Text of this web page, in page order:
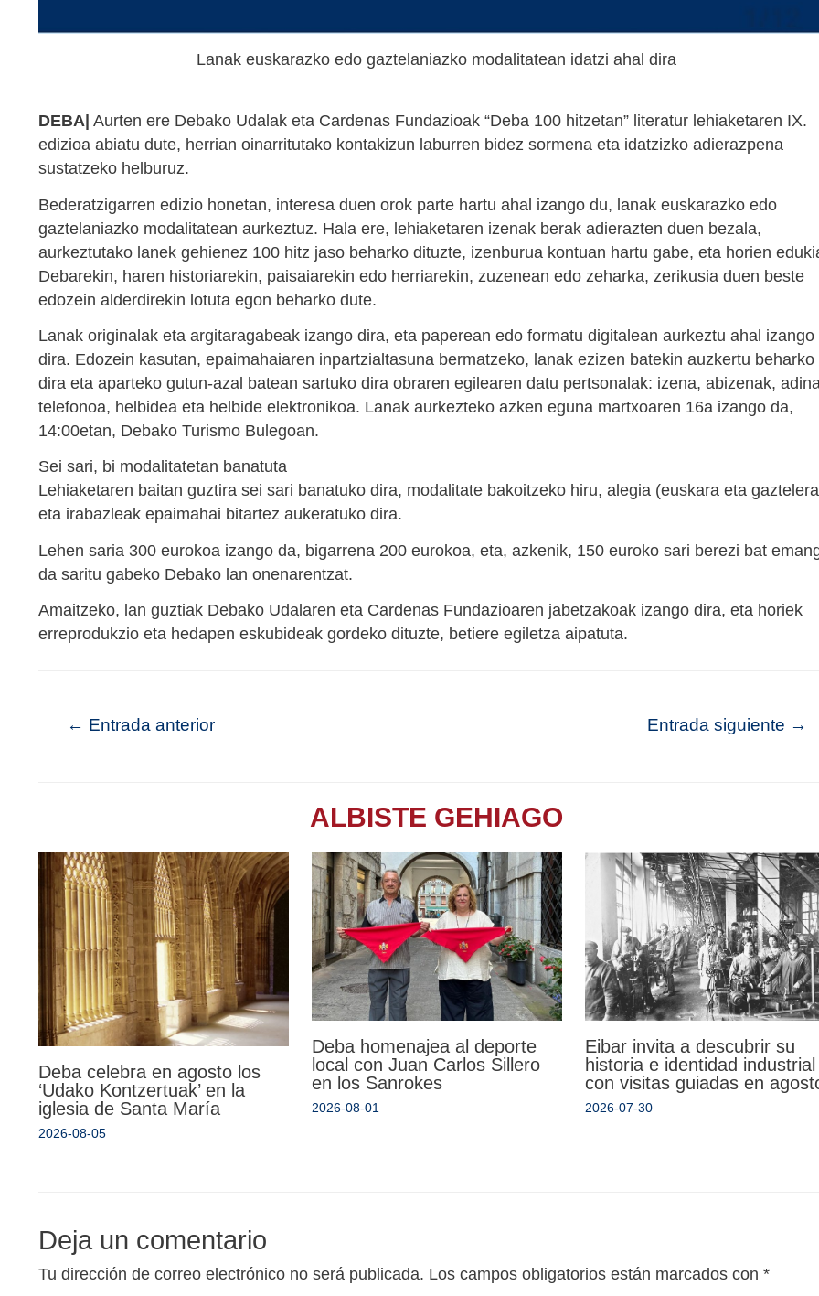
Lanak euskarazko edo gaztelaniazko modalitatean idatzi ahal dira
DEBA| Aurten ere Debako Udalak eta Cardenas Fundazioak “Deba 100 hitzetan” literatur lehiaketaren IX.
edizioa abiatu dute, herrian oinarritutako kontakizun laburren bidez sormena eta idatzizko adierazpena
sustatzeko helburuz.
Bederatzigarren edizio honetan, interesa duen orok parte hartu ahal izango du, lanak euskarazko edo
gaztelaniazko modalitatean aurkeztuz. Hala ere, lehiaketaren izenak berak adierazten duen bezala,
aurkeztutako lanek gehienez 100 hitz jaso beharko dituzte, izenburua kontuan hartu gabe, eta horien
Debarekin, haren historiarekin, paisaiarekin edo herriarekin, zuzenean edo zeharka, zerikusia duen beste
edozein alderdirekin lotuta egon beharko dute.
Lanak originalak eta argitaragabeak izango dira, eta paperean edo formatu digitalean aurkeztu ahal izango
dira. Edozein kasutan, epaimahaiaren inpartzialtasuna bermatzeko, lanak ezizen batekin auzkertu beharko
dira eta aparteko gutun-azal batean sartuko dira obraren egilearen datu pertsonalak: izena, abizenak,
telefonoa, helbidea eta helbide elektronikoa. Lanak aurkezteko azken eguna martxoaren 16a izango da,
14:00etan, Debako Turismo Bulegoan.
Sei sari, bi modalitatetan banatuta
Lehiaketaren baitan guztira sei sari banatuko dira, modalitate bakoitzeko hiru, alegia (euskara eta
eta irabazleak epaimahai bitartez aukeratuko dira.
Lehen saria 300 eurokoa izango da, bigarrena 200 eurokoa, eta, azkenik, 150 euroko sari berezi bat
da saritu gabeko Debako lan onenarentzat.
Amaitzeko, lan guztiak Debako Udalaren eta Cardenas Fundazioaren jabetzakoak izango dira, eta horiek
erreprodukzio eta hedapen eskubideak gordeko dituzte, betiere egiletza aipatuta.
← Entrada anterior Entrada siguiente →
ALBISTE GEHIAGO
Deba celebra en agosto los
‘Udako Kontzertuak’ en la
iglesia de Santa María
2026-08-05
Deba homenajea al deporte
local con Juan Carlos Sillero
en los Sanrokes
2026-08-01
Eibar invita a descubrir su
historia e identidad industrial
con visitas guiadas en
2026-07-30
Deja un comentario
Tu dirección de correo electrónico no será publicada. Los campos obligatorios están marcados con *